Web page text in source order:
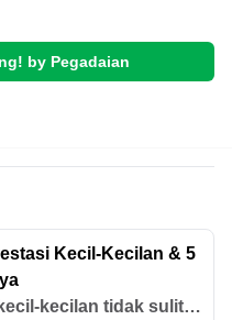
by Pegadaian
Kecil-Kecilan & 5
kecilan tidak sulit